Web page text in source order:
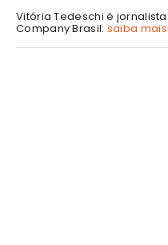
Vitória Tedeschi é
Company Brasil. saiba mais